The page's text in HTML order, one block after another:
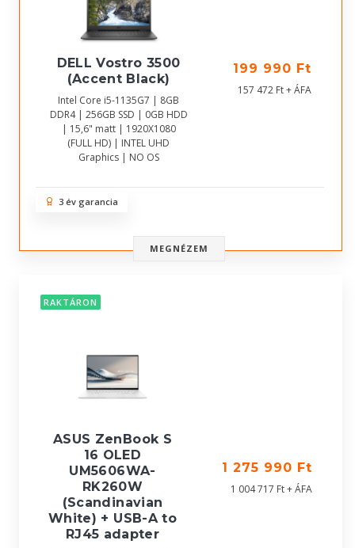
DELL Vostro 3500
(Accent Black)
Intel Core i5-1135G7 | 8GB
DDR4 | 256GB SSD | 0GB HDD
| 15,6" matt | 1920X1080
(FULL HD) | INTEL UHD
Graphics | NO OS
199 990 Ft
157 472 Ft + ÁFA
3 év garancia
MEGNÉZEM
RAKTÁRON
ASUS ZenBook S
16 OLED
UM5606WA-
RK260W
(Scandinavian
White) + USB-A to
RJ45 adapter
1 275 990 Ft
1 004 717 Ft + ÁFA